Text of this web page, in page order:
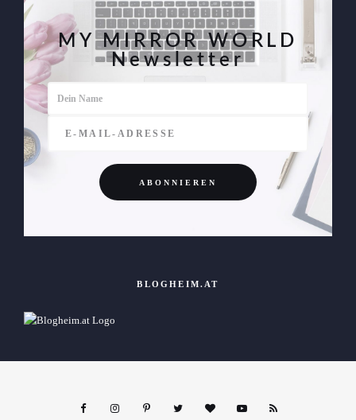
MY MIRROR WORLD
Newsletter
BLOGHEIM.AT